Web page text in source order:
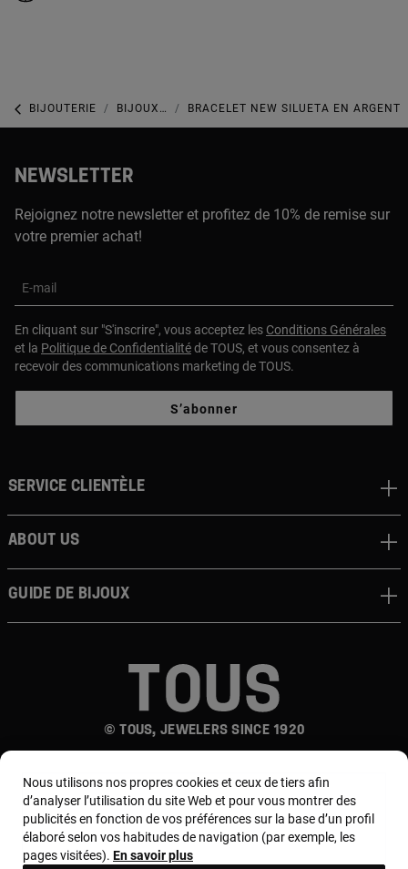
BIJOUTERIE BIJOUX EN ARGENT 925 BRACELET NEW SILUETA EN ARGENT
NEWSLETTER
Rejoignez notre newsletter et profitez de 10% de remise sur
votre premier achat!
E-mail
En cliquant sur "S'inscrire", vous acceptez les Conditions Générales
et la Politique de Confidentialitéde TOUS, et vous consentez à
recevoir des communications marketing de TOUS.
S’abonner
© TOUS, JEWELERS SINCE 1920
Service clientèle
About us
Guide de bijoux
Pays et devise :France / Euro
Nous utilisons nos propres cookies et ceux de tiers afin
d’analyser l’utilisation du site Web et pour vous montrer des
publicités en fonction de vos préférences sur la base d’un profil
élaboré selon vos habitudes de navigation (par exemple, les
pages visitées). En savoir plus